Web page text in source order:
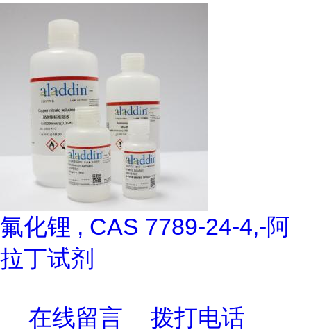
氟化锂 , CAS 7789-24-4,-阿
拉丁试剂
在线留言 拨打电话